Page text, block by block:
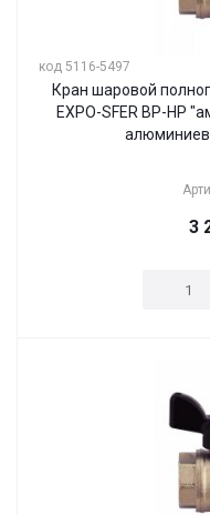
код 5116-5497
Кран шаровой
EXPO-SFER ВР-НР
3